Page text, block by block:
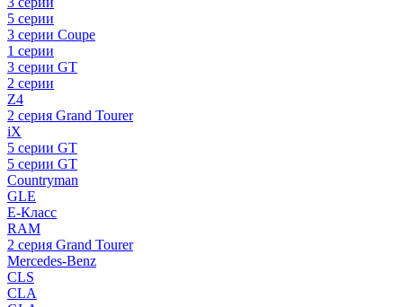
5 серии
3 серии Coupe
1 серии
3 серии GT
2 серии
Z4
2 серия Grand Tourer
iX
5 серии GT
5 серии GT
Countryman
GLE
E-Класс
RAM
2 серия Grand Tourer
Mercedes-Benz
CLS
CLA